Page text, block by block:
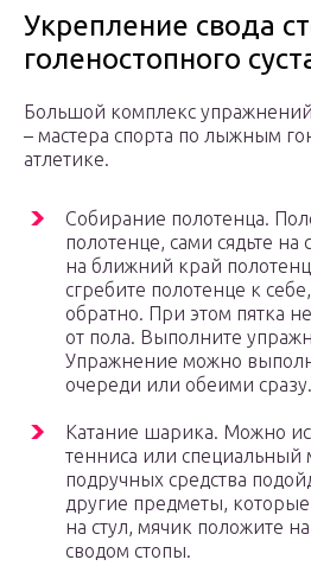
Укрепление свода
голеностопного
Большой комплекс
– мастера спорта по лыжным
атлетике.
Собирание полотенца.
полотенце, сами сядьте на
на ближний край
сгребите полотенце к
обратно. При этом пятка
от пола. Выполните
Упражнение можно
очереди или обеими сразу.
Катание шарика. Можно
тенниса или специальный
подручных средства
другие предметы, которые
на стул, мячик положите
сводом стопы.